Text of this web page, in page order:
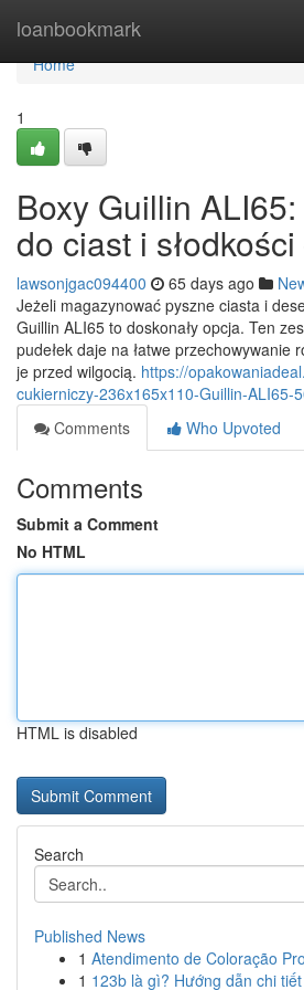
loanbookmark
Home
Home
1
Boxy Guillin
do ciast i
lawsonjgac094400 65 days ago
Jeżeli magazynować pyszne ciasta i
Guillin ALI65 to doskonały opcja. Ten
pudełek daje na łatwe przechowywanie
je przed wilgocią. https://
cukierniczy-236x165x110-Guillin-ALI65-
Comments
Who Upvoted
Comments
Submit a Comment
No HTML
HTML is disabled
Search
Published News
1 Atendimento de Coloração
1 123b là gì? Hướng dẫn chi